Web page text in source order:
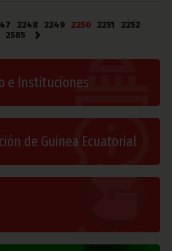
2248 2249 2250 2251
2252
2585 ›
e Instituciones
de Guinea Ecuatorial